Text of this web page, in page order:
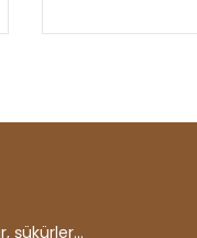
şükürler...